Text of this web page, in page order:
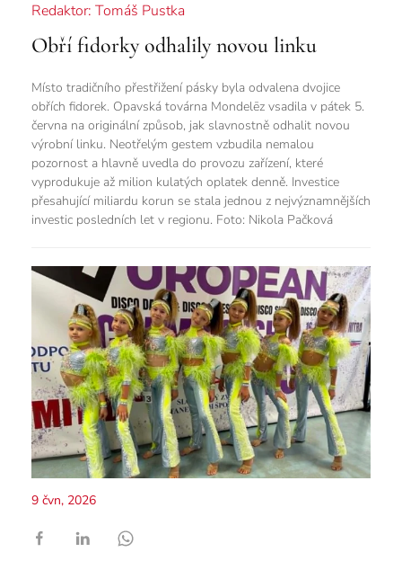
Redaktor: Tomáš Pustka
Obří fidorky odhalily novou linku
Místo tradičního přestřižení pásky byla odvalena dvojice
obřích fidorek. Opavská továrna Mondelēz vsadila v pátek 5.
června na originální způsob, jak slavnostně odhalit novou
výrobní linku. Neotřelým gestem vzbudila nemalou
pozornost a hlavně uvedla do provozu zařízení, které
vyprodukuje až milion kulatých oplatek denně. Investice
přesahující miliardu korun se stala jednou z nejvýznamnějších
investic posledních let v regionu. Foto: Nikola Pačková
9 čvn, 2026